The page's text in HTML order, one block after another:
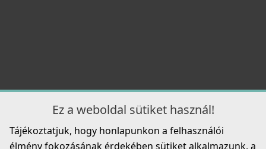
Ez a weboldal sütiket használ!
Tájékoztatjuk, hogy honlapunkon a felhasználói
élmény fokozásának érdekében sütiket alkalmazunk, a